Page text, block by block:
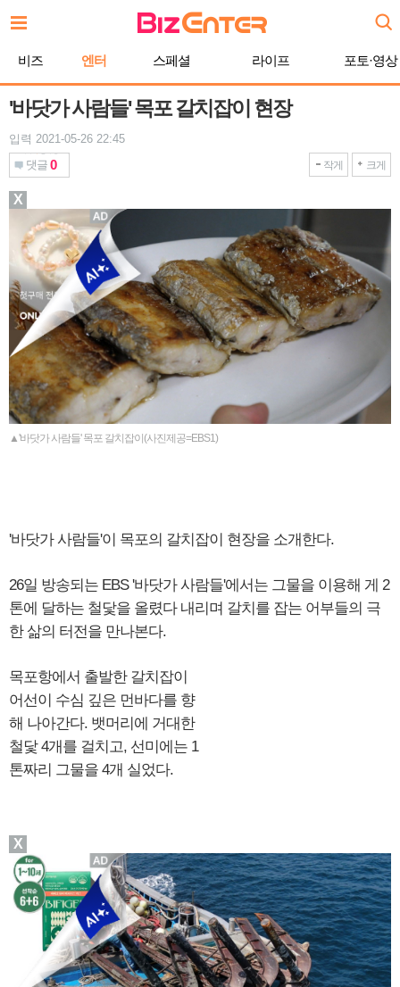
문
비즈 엔터 스페셜 라이프 포토·영상
'바닷가 사람들' 목포 갈치잡이 현장
입력 2021-05-26 22:45
댓글 0 작게 크게
▲'바닷가 사람들' 목포 갈치잡이(사진제공=EBS1)
'바닷가 사람들'이 목포의 갈치잡이 현장을 소개한다.
26일 방송되는 EBS '바닷가 사람들'에서는 그물을 이용해 게 2
톤에 달하는 철닻을 올렸다 내리며 갈치를 잡는 어부들의 극
한 삶의 터전을 만나본다.
목포항에서 출발한 갈치잡이
어선이 수심 깊은 먼바다를 향
해 나아간다. 뱃머리에 거대한
철닻 4개를 걸치고, 선미에는 1
톤짜리 그물을 4개 실었다.
X
X